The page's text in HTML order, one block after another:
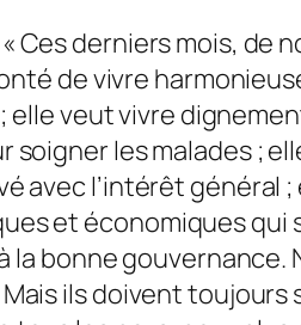
Ces derniers mois, de
de vivre
veut vivre
les malades ;
avec l’intérêt général
et économiques qui
bonne gouvernance.
ils doivent